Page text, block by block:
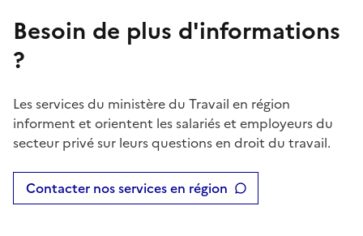
Besoin de plus d'informations
?
Les services du ministère du Travail en région
informent et orientent les salariés et employeurs du
secteur privé sur leurs questions en droit du travail.
Contacter nos services en région